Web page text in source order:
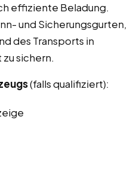
effiziente Beladung.
und Sicherungsgurten,
des Transports in
sichern.
(falls qualifiziert):